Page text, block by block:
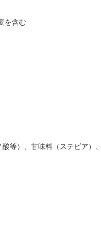
を含む
等）、甘味料（ステビア